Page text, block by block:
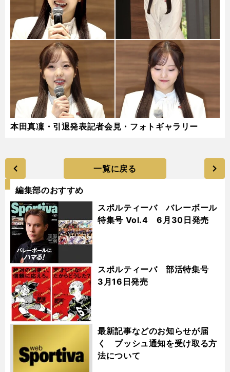
本田真凜・引退発表記者会見・フォトギャラリー
一覧に戻る
編集部のおすすめ
スポルティーバ バレーボール
特集号 Vol.4 6月30日発売
スポルティーバ 部活特集号
3月16日発売
最新記事などのお知らせが届
く プッシュ通知を受け取る方
法について